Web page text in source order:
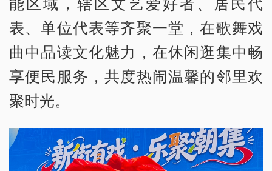
表、单位代表等齐聚一堂，在歌舞戏
曲中品读文化魅力，在休闲逛集中畅
享便民服务，共度热闹温馨的邻里欢
聚时光。